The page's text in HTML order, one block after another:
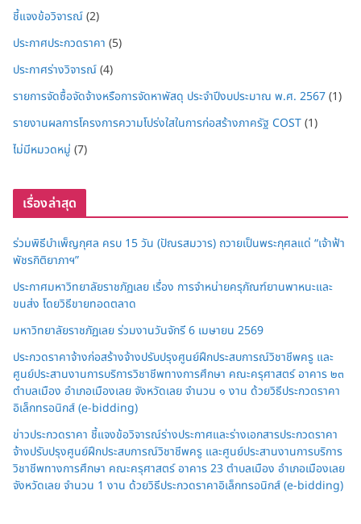
ชี้แจงข้อวิจารณ์(2)
ประกาศประกวดราคา (5)
ประกาศร่างวิจารณ์(4)
รายการจัดซื้อจัดจ้างหรือการจัดหาพัสดุ ประจำปีงบประมาณ พ.ศ. 2567(1)
รายงานผลการโครงการความโปร่งใสในการก่อสร้างภาครัฐ COST(1)
ไม่มีหมวดหมู่ (7)
เรื่องล่าสุด
ร่วมพิธีบำเพ็ญกุศล ครบ 15 วัน (ปัณรสมวาร) ถวายเป็นพระกุศลแด่ “เจ้าฟ้า
พัชรกิติยาภาฯ”
ประกาศมหาวิทยาลัยราชภัฏเลย เรื่อง การจำหน่ายครุภัณฑ์ยานพาหนะและ
ขนส่ง โดยวิธีขายทอดตลาด
มหาวิทยาลัยราชภัฏเลย ร่วมงานวันจักรี 6 เมษายน 2569
ประกวดราคาจ้างก่อสร้างจ้างปรับปรุงศูนย์ฝึกประสบการณ์วิชาชีพครู และ
ศูนย์ประสานงานการบริการวิชาชีพทางการศึกษา คณะครุศาสตร์ อาคาร ๒๓
ตำบลเมือง อำเภอเมืองเลย จังหวัดเลย จำนวน ๑ งาน ด้วยวิธีประกวดราคา
อิเล็กทรอนิกส์ (e-bidding)
ข่าวประกวดราคา ชี้แจงข้อวิจารณ์ร่างประกาศและร่างเอกสารประกวดราคา
จ้างปรับปรุงศูนย์ฝึกประสบการณ์วิชาชีพครู และศูนย์ประสานงานการบริการ
วิชาชีพทางการศึกษา คณะครุศาสตร์ อาคาร 23 ตำบลเมือง อำเภอเมืองเลย
จังหวัดเลย จำนวน 1 งาน ด้วยวิธีประกวดราคาอิเล็กทรอนิกส์ (e-bidding)